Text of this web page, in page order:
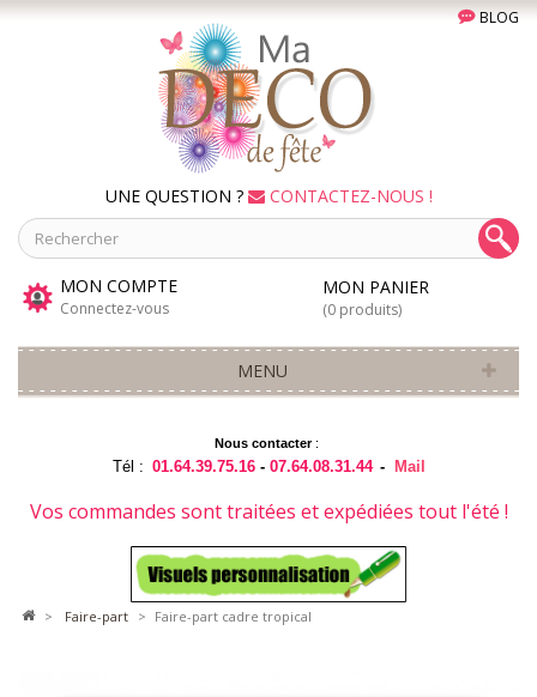
BLOG
UNE QUESTION ? CONTACTEZ-NOUS !
MON COMPTE
Connectez-vous
MON PANIER
(0 produits)
MENU
Nous contacter:
Tél : 01.64.39.75.16 -07.64.08.31.44 - Mail
Vos commandes sont traitées et expédiées tout l'été !
> faire-part > Faire-part cadre tropical